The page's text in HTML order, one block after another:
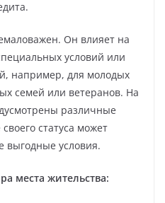
Он влияет на
условий или
например, для молодых
семей или ветеранов. На
различные
статуса может
выгодные условия.
места жительства: